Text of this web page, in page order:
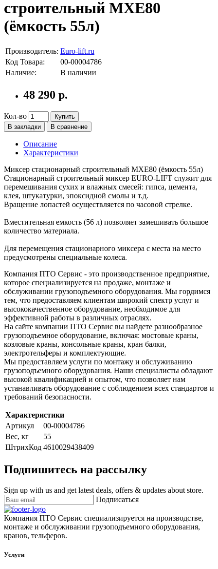
строительный MXE80
(ёмкость 55л)
Производитель: Euro-lift.ru
Код Товара:
00-00004786
Наличие:
В наличии
48 290 р.
Кол-во
Купить
В закладки
В сравнение
Описание
Характеристики
Миксер стационарный строительный MXE80 (ёмкость 55л)
Стационарный строительный миксер EURO-LIFT служит для
перемешивания сухих и влажных смесей: гипса, цемента,
клея, штукатурки, эпоксидной смолы и т.д.
Вращение лопастей осуществляется по часовой стрелке.
Вместительная емкость (56 л) позволяет замешивать большое
количество материала.
Для перемещения стационарного миксера с места на место
предусмотрены специальные колеса.
Компания ПТО Сервис - это производственное предприятие,
которое специализируется на продаже, монтаже и
обслуживании грузоподъемного оборудования. Мы гордимся
тем, что предоставляем клиентам широкий спектр услуг и
высококачественное оборудование, необходимое для
эффективной работы в различных отраслях.
На сайте компании ПТО Сервис вы найдете разнообразное
грузоподъемное оборудование, включая: мостовые краны,
козловые краны, консольные краны, кран балки,
электротельферы и комплектующие.
Мы предоставляем услуги по монтажу и обслуживанию
грузоподъемного оборудования. Наши специалисты обладают
высокой квалификацией и опытом, что позволяет нам
устанавливать оборудование с соблюдением всех стандартов и
требований безопасности.
Характеристики
Артикул
00-00004786
Вес, кг
55
ШтрихКод 4610029438409
Подпишитесь на рассылку
Sign up with us and get latest deals, offers & updates about store.
Подписаться
Компания ПТО Сервис специализируется на производстве,
монтаже и обслуживании грузоподъемного оборудования,
кранов, тельферов.
Услуги